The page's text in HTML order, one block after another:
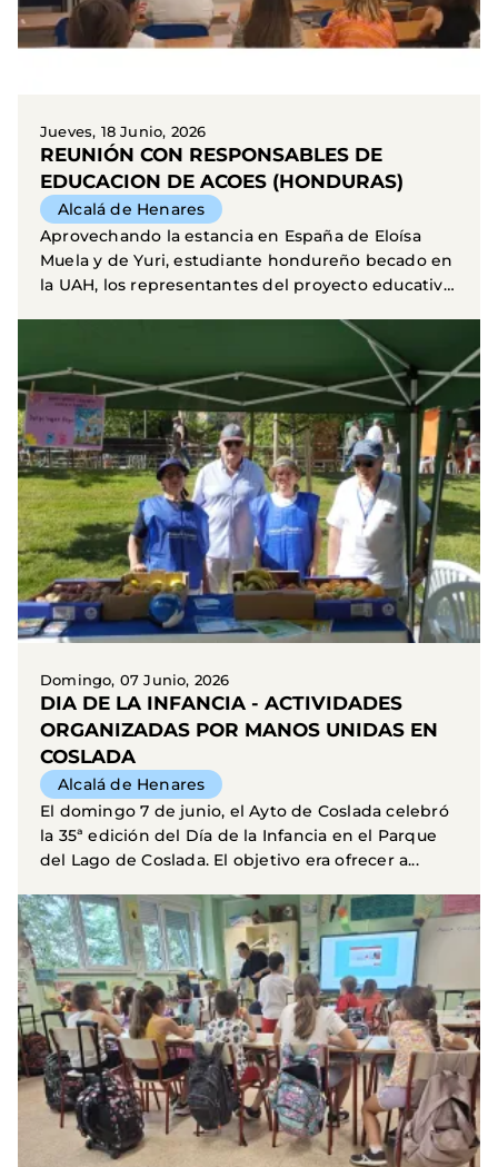
Jueves, 18 Junio, 2026
REUNIÓN CON RESPONSABLES DE
EDUCACION DE ACOES (HONDURAS)
Alcalá de Henares
Aprovechando la estancia en España de Eloísa
Muela y de Yuri, estudiante hondureño becado en
la UAH, los representantes del proyecto educativo
Domingo, 07 Junio, 2026
DIA DE LA INFANCIA - ACTIVIDADES
ORGANIZADAS POR MANOS UNIDAS EN
COSLADA
Alcalá de Henares
El domingo 7 de junio, el Ayto de Coslada celebró
la 35ª edición del Día de la Infancia en el Parque
del Lago de Coslada. El objetivo era ofrecer a...